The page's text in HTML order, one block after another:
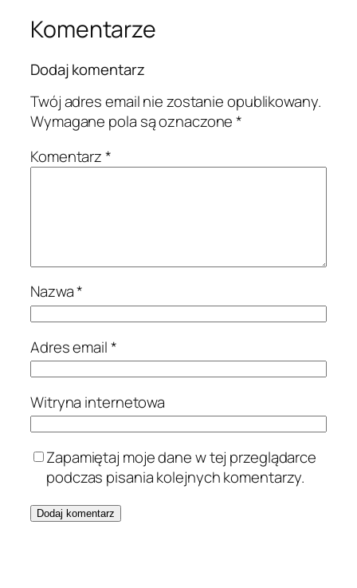
Komentarze
Dodaj komentarz
Twój adres email nie zostanie opublikowany.
Wymagane pola są oznaczone*
Komentarz*
Nazwa*
Adres email*
Witryna internetowa
Zapamiętaj moje dane w tej przeglądarce
podczas pisania kolejnych komentarzy.